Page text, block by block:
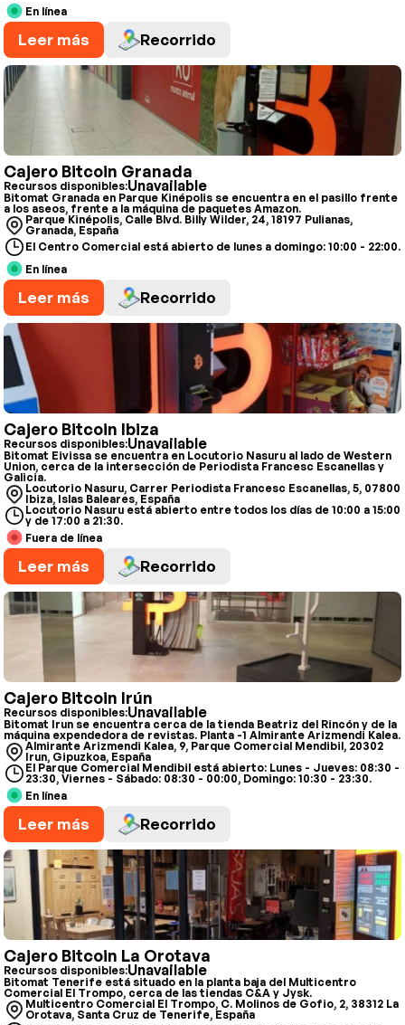
En línea
Leer más Recorrido
Cajero Bitcoin Granada
Recursos disponibles:Unavailable
Bitomat Granada en Parque Kinépolis se encuentra en el pasillo frente
a los aseos, frente a la máquina de paquetes Amazon.
Parque Kinépolis, Calle Blvd. Billy Wilder, 24, 18197 Pulianas,
Granada, España
El Centro Comercial está abierto de lunes a domingo: 10:00 - 22:00.
En línea
Leer más Recorrido
Cajero Bitcoin Ibiza
Recursos disponibles:Unavailable
Bitomat Eivissa se encuentra en Locutorio Nasuru al lado de Western
Union, cerca de la intersección de Periodista Francesc Escanellas y
Galicia.
Locutorio Nasuru, Carrer Periodista Francesc Escanellas, 5, 07800
Ibiza, Islas Baleares, España
Locutorio Nasuru está abierto entre todos los días de 10:00 a 15:00
y de 17:00 a 21:30.
Fuera de línea
Leer más Recorrido
Cajero Bitcoin Irún
Recursos disponibles:Unavailable
Bitomat Irun se encuentra cerca de la tienda Beatriz del Rincón y de la
máquina expendedora de revistas. Planta -1 Almirante Arizmendi Kalea.
Almirante Arizmendi Kalea, 9, Parque Comercial Mendibil, 20302
Irun, Gipuzkoa, España
El Parque Comercial Mendibil está abierto: Lunes - Jueves: 08:30 -
23:30, Viernes - Sábado: 08:30 - 00:00, Domingo: 10:30 - 23:30.
En línea
Leer más Recorrido
Cajero Bitcoin La Orotava
Recursos disponibles:Unavailable
Bitomat Tenerife está situado en la planta baja del Multicentro
Comercial El Trompo, cerca de las tiendas C&A y Jysk.
Multicentro Comercial El Trompo, C. Molinos de Gofio, 2, 38312 La
Orotava, Santa Cruz de Tenerife, España